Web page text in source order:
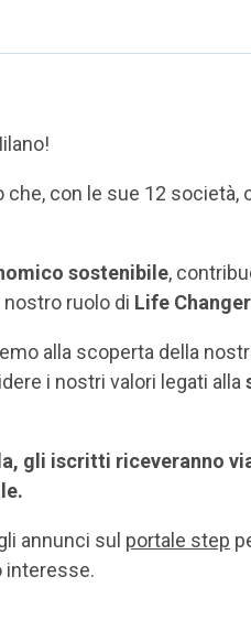
che, con le sue 12
sostenibile,
nostro ruolo di Life Changer
alla scoperta della
i nostri valori legati alla
gli iscritti riceveranno
annunci sul portale step
interesse.